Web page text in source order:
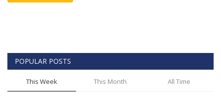
POPULAR POSTS
This Week This Month All Time